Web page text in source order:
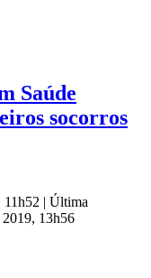
Saúde
socorros
11h52 | Última
2019, 13h56